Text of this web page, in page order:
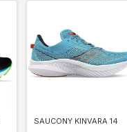
SAUCONY KINVARA 14